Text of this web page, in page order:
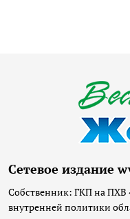
Сетевое издание
Собственник: ГКП на ПХВ
внутренней политики